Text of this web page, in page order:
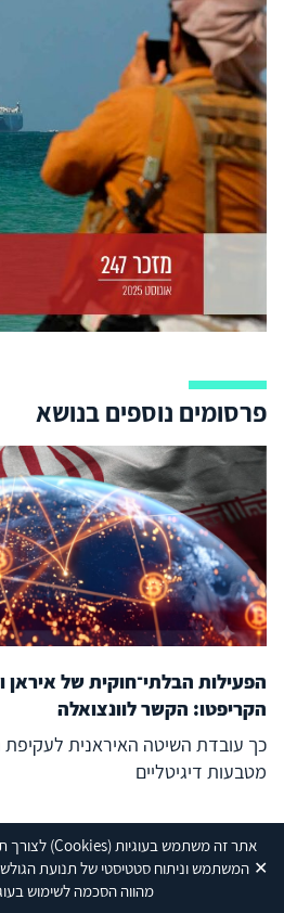
אתר זה משתמש בעוגיות(Cookies) לצורך
המשתמש וניתוח סטטיסטי של תנועת
מהווה הסכמה לשימוש
✕
פרסומים נוספים בנושא
הפעילות הבלתי־חוקית של
הקריפטו: הקשר לוונצואלה
כך עובדת השיטה האיראנית
מטבעות דיגיטליים